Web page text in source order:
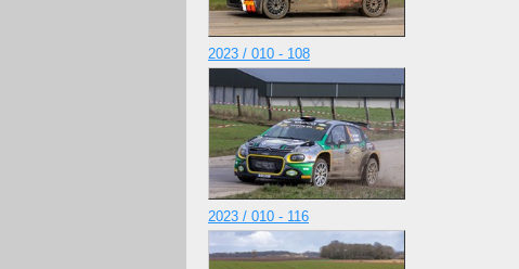
2023 / 010 - 108
2023 / 010 - 116